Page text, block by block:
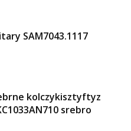
SAM7043.1117
kolczykisztyftyz
srebro